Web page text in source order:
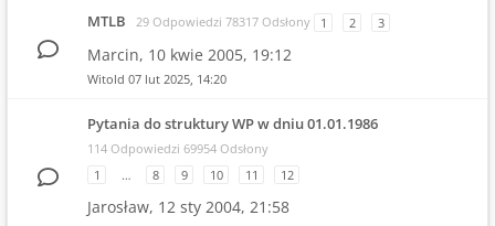
MTLB 29 Odpowiedzi 78317 Odsłony 1 2 3
Marcin, 10 kwie 2005, 19:12
Witold 07 lut 2025, 14:20
Pytania do struktury WP w dniu 01.01.1986
114 Odpowiedzi 69954 Odsłony
1
… 8 9 10 11 12
Jarosław, 12 sty 2004, 21:58